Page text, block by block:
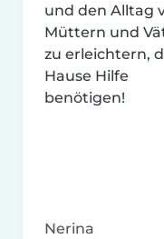
und den Alltag
Müttern und
zu erleichtern,
Hause Hilfe
benötigen!
Nerina